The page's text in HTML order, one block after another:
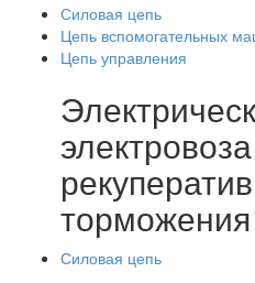
Силовая цепь
Цепь вспомогательных
Цепь управления
торможения
Силовая цепь